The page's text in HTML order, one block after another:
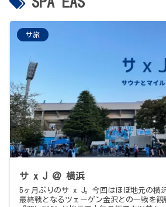
サ旅
サ x J ＠ 横浜
5ヶ月ぶりのサ x J。今回はほぼ地元の横
最終戦となるツェーゲン金沢との一戦を